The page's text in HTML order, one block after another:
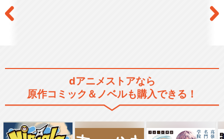
dアニメストアなら
原作コミック＆ノベルも購入できる！